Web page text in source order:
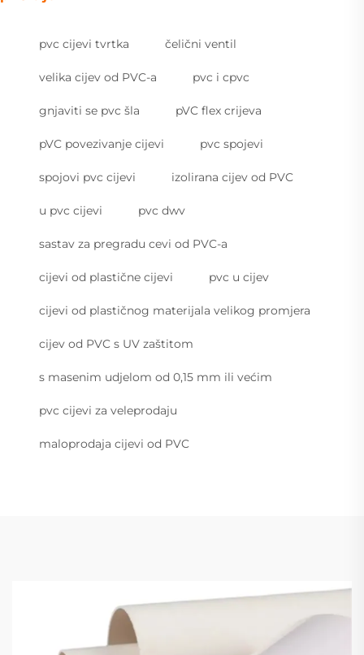
pvc cijevi tvrtka čelični ventil
velika cijev od PVC-a pvc i cpvc
gnjaviti se pvc šla pVC flex crijeva
pVC povezivanje cijevi pvc spojevi
spojovi pvc cijevi izolirana cijev od PVC
u pvc cijevi pvc dwv
sastav za pregradu cevi od PVC-a
cijevi od plastične cijevi pvc u cijev
cijevi od plastičnog materijala velikog promjera
cijev od PVC s UV zaštitom
s masenim udjelom od 0,15 mm ili većim
pvc cijevi za veleprodaju
maloprodaja cijevi od PVC